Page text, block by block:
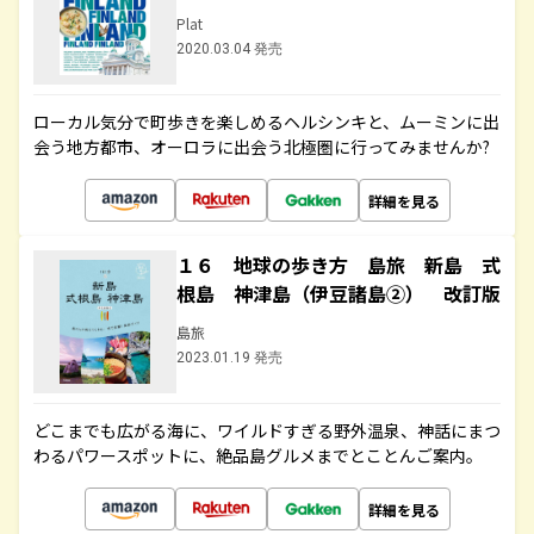
Plat
2020.03.04 発売
ローカル気分で町歩きを楽しめるヘルシンキと、ムーミンに出
会う地方都市、オーロラに出会う北極圏に行ってみませんか?
詳細を見る
１６ 地球の歩き方 島旅 新島 式
根島 神津島（伊豆諸島②） 改訂版
島旅
2023.01.19 発売
どこまでも広がる海に、ワイルドすぎる野外温泉、神話にまつ
わるパワースポットに、絶品島グルメまでとことんご案内。
詳細を見る